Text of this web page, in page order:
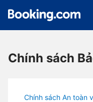
Bỏ qua và đến nội dung
Chính sách
Chính sách An toàn